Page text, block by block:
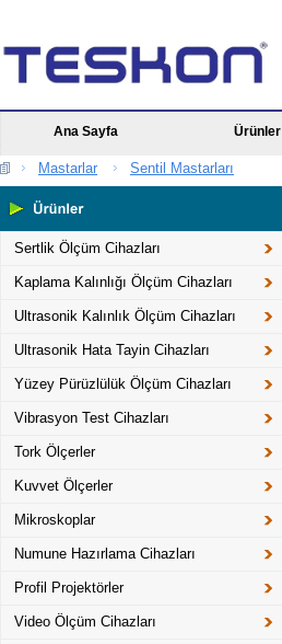
Ana Sayfa Ürünler
Mastarlar Sentil Mastarları
Sertlik Ölçüm Cihazları
Kaplama Kalınlığı Ölçüm Cihazları
Ultrasonik Kalınlık Ölçüm Cihazları
Ultrasonik Hata Tayin Cihazları
Yüzey Pürüzlülük Ölçüm Cihazları
Vibrasyon Test Cihazları
Tork Ölçerler
Kuvvet Ölçerler
Mikroskoplar
Numune Hazırlama Cihazları
Profil Projektörler
Video Ölçüm Cihazları